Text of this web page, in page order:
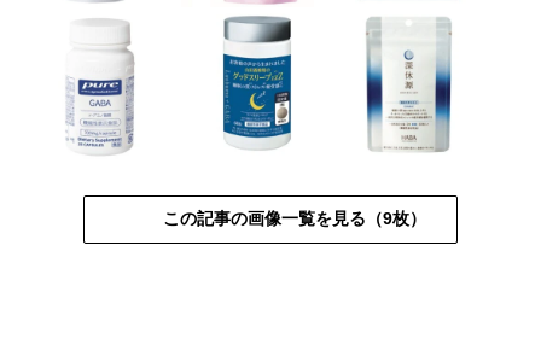
この記事の画像一覧を見る（9枚）